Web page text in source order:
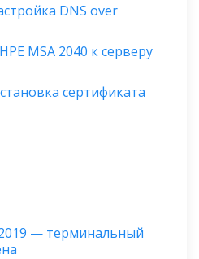
DNS over
MSA 2040 к серверу
сертификата
— терминальный